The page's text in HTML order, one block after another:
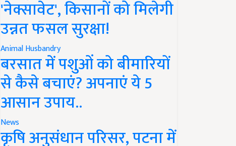
'नेक्सावेट', किसानों को मिलेगी
उन्नत फसल सुरक्षा!
Animal Husbandry
बरसात में पशुओं को बीमारियों
से कैसे बचाएं? अपनाएं ये 5
आसान उपाय..
News
कृषि अनुसंधान परिसर, पटना में